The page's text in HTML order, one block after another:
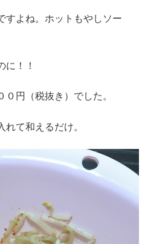
すよね。ホットもやしソー
に！！
円（税抜き）でした。
れて和えるだけ。